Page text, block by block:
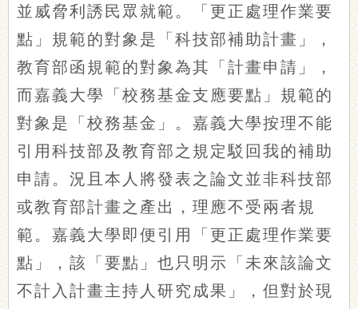
並威脅利誘民眾就範。「更正處理作業要
點」規範的對象是「科技部補助計畫」，
教育部函規範的對象為其「計畫申請」，
而嘉義大學「校務基金支應要點」規範的
對象是「校務基金」。嘉義大學按理不能
引用科技部及教育部之規定駁回我的補助
申請。況且本人將發表之論文並非科技部
或教育部計畫之產出，理應不受兩者規
範。嘉義大學即便引用「更正處理作業要
點」，該「要點」也只明示「未來該論文
不計入計畫主持人研究成果」，但對於現